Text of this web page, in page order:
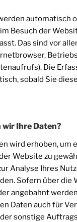
automatisch
Besuch der
Das sind vor
Die
sobald Sie
Ihre Daten?
wird erhoben, um
Website zu
Analyse Ihres
Sofern über die
angebahnt
Daten auch für
sonstige